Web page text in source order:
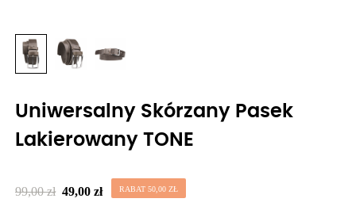
Uniwersalny Skórzany Pasek
Lakierowany TONE
99,00 zł 49,00 zł RABAT 50,00 ZŁ